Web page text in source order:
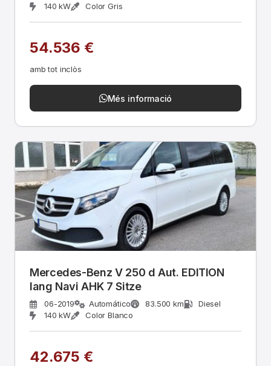
140 kW
Color Gris
54.536 €
amb tot inclòs
Més informació
Mercedes-Benz V 250 d Aut. EDITION
lang Navi AHK 7 Sitze
06-2019 Automático 83.500 km
Diesel
140 kW
Color Blanco
42.675 €